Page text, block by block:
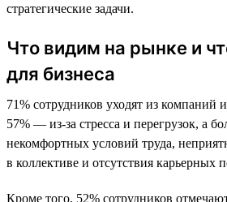
стратегические задачи.
Что видим на рынке и
для бизнеса
71% сотрудников уходят из компаний
57% — из-за стресса и перегрузок, а
некомфортных условий труда,
в коллективе и отсутствия карьерных
Кроме того, 52% сотрудников